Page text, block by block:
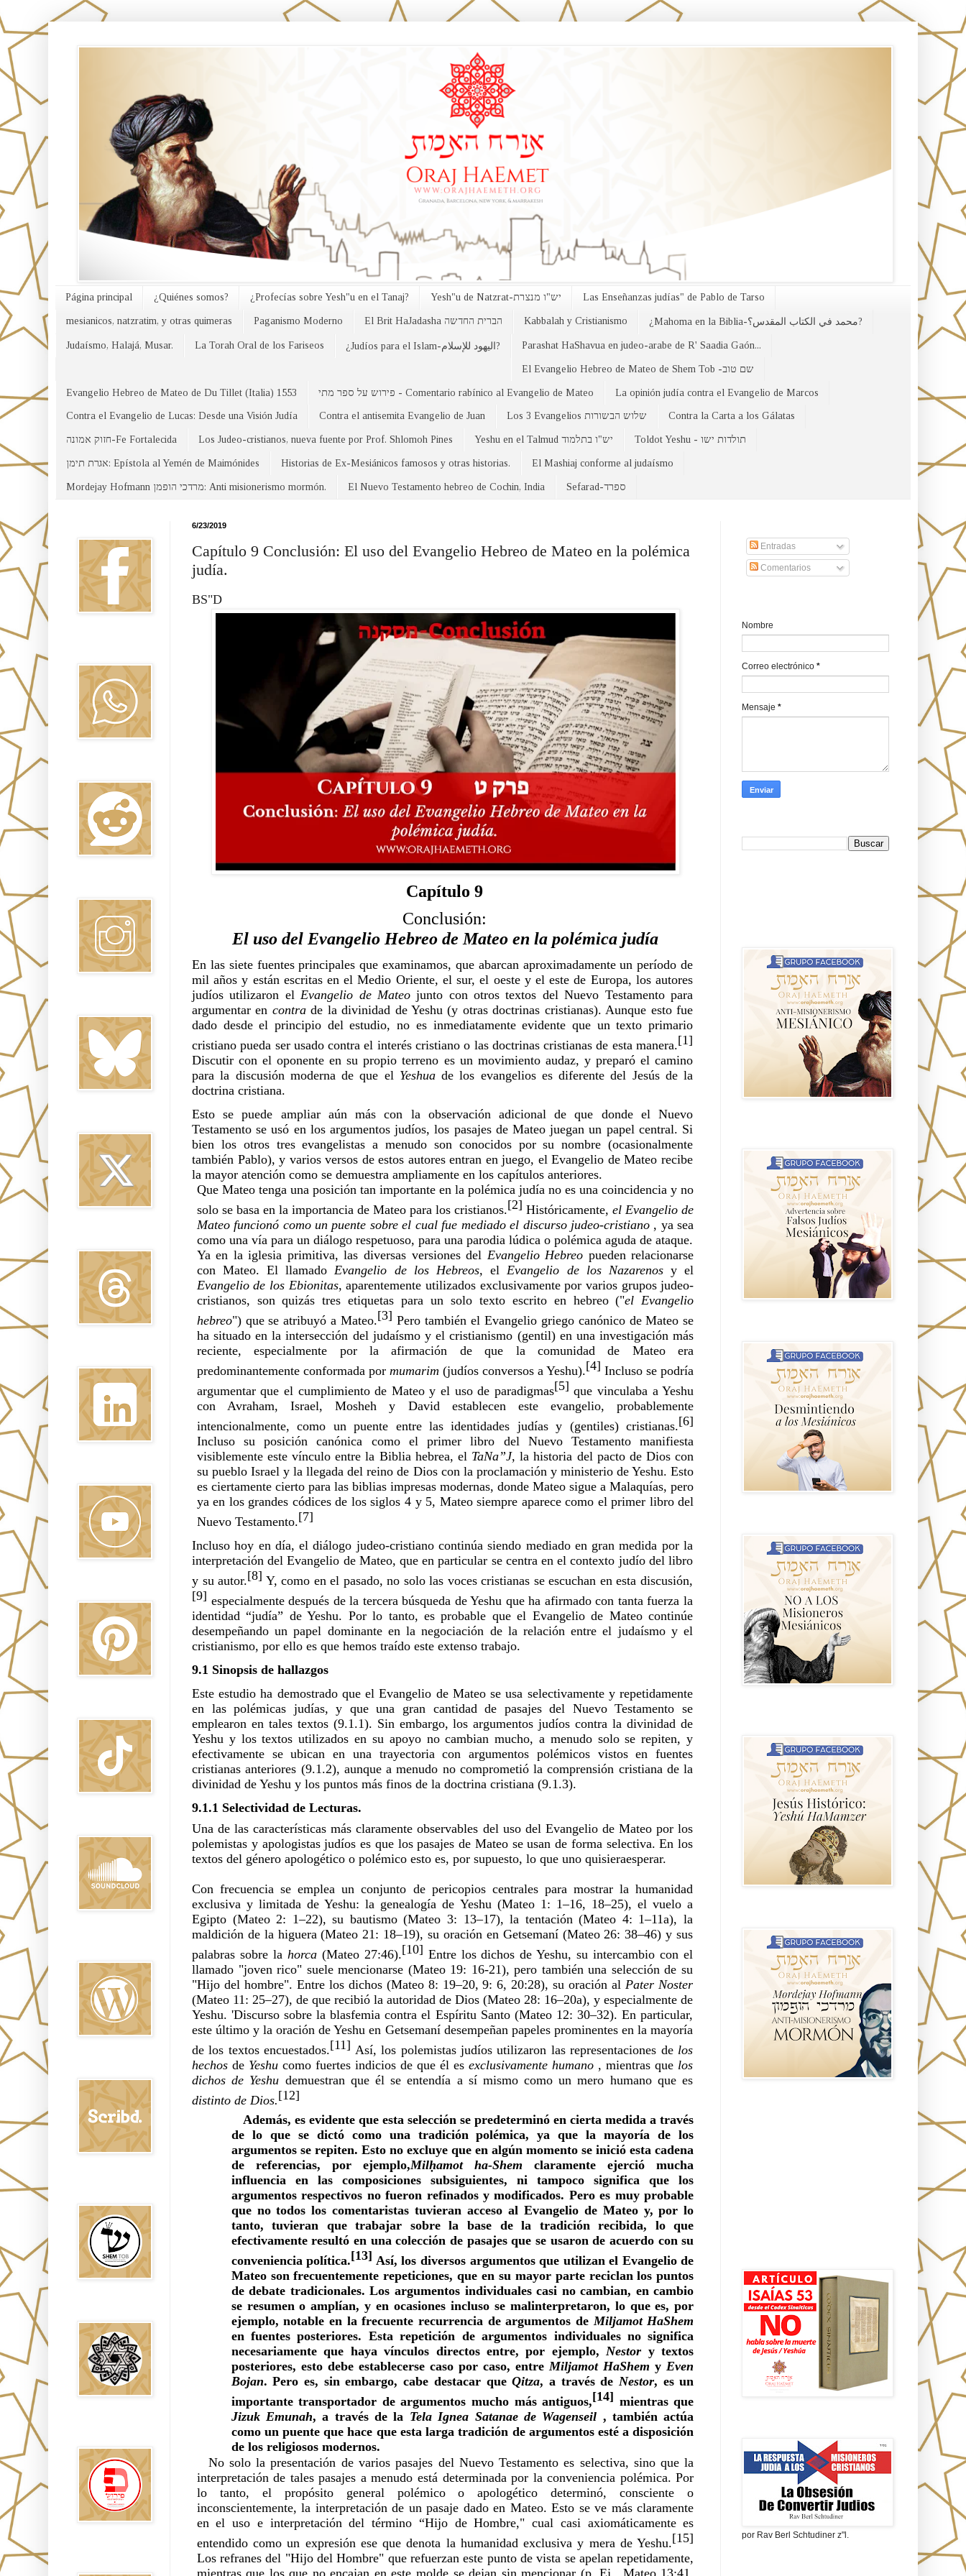
Página principal ¿Quiénes somos? ¿Profecías sobre Yesh"u en el Tanaj? Yesh"u de Natzrat-יש"ו מנצרת Las Enseñanzas judías" de Pablo de Tarso
mesianicos, natzratim, y otras quimeras Paganismo Moderno El Brit HaJadasha הברית החדשה Kabbalah y Cristianismo ¿Mahoma en la Biblia-محمد في الكتاب المقدس؟?
Judaísmo, Halajá, Musar. La Torah Oral de los Fariseos ¿Judíos para el Islam-اليهود للإسلام? Parashat HaShavua en judeo-arabe de R' Saadia Gaón...
El Evangelio Hebreo de Mateo de Shem Tob -שם טוב
Evangelio Hebreo de Mateo de Du Tillet (Italia) 1553 פירוש על ספר מתי - Comentario rabínico al Evangelio de Mateo La opinión judía contra el Evangelio de Marcos
Contra el Evangelio de Lucas: Desde una Visión Judía Contra el antisemita Evangelio de Juan Los 3 Evangelios שלוש הבשורות Contra la Carta a los Gálatas
חזוק אמונה-Fe Fortalecida Los Judeo-cristianos, nueva fuente por Prof. Shlomoh Pines Yeshu en el Talmud יש"ו בתלמוד Toldot Yeshu - תולדות ישו
אגרת תימן: Epístola al Yemén de Maimónides Historias de Ex-Mesiánicos famosos y otras historias. El Mashiaj conforme al judaísmo
Mordejay Hofmann מרדכי הופמן: Anti misionerismo mormón. El Nuevo Testamento hebreo de Cochin, India Sefarad-ספרד
6/23/2019
Capítulo 9 Conclusión: El uso del Evangelio Hebreo de Mateo en la polémica
judía.
BS"D
Capítulo 9
Conclusión:
El uso del Evangelio Hebreo de Mateo en la polémica judía
En las siete fuentes principales que examinamos, que abarcan aproximadamente un período de
mil años y están escritas en el Medio Oriente, el sur, el oeste y el este de Europa, los autores
judíos utilizaron el Evangelio de Mateo junto con otros textos del Nuevo Testamento para
argumentar en contra de la divinidad de Yeshu (y otras doctrinas cristianas). Aunque esto fue
dado desde el principio del estudio, no es inmediatamente evidente que un texto primario
cristiano pueda ser usado contra el interés cristiano o las doctrinas cristianas de esta manera.[1]
Discutir con el oponente en su propio terreno es un movimiento audaz, y preparó el camino
para la discusión moderna de que el Yeshua de los evangelios es diferente del Jesús de la
doctrina cristiana.
Esto se puede ampliar aún más con la observación adicional de que donde el Nuevo
Testamento se usó en los argumentos judíos, los pasajes de Mateo juegan un papel central. Si
bien los otros tres evangelistas a menudo son conocidos por su nombre (ocasionalmente
también Pablo), y varios versos de estos autores entran en juego, el Evangelio de Mateo recibe
la mayor atención como se demuestra ampliamente en los capítulos anteriores.
Que Mateo tenga una posición tan importante en la polémica judía no es una coincidencia y no
solo se basa en la importancia de Mateo para los cristianos.[2] Históricamente, el Evangelio de
Mateo funcionó como un puente sobre el cual fue mediado el discurso judeo-cristiano , ya sea
como una vía para un diálogo respetuoso, para una parodia lúdica o polémica aguda de ataque.
Ya en la iglesia primitiva, las diversas versiones del Evangelio Hebreo pueden relacionarse
con Mateo. El llamado Evangelio de los Hebreos, el Evangelio de los Nazarenos
Evangelio de los Ebionitas, aparentemente utilizados exclusivamente por varios grupos judeo-
cristianos, son quizás tres etiquetas para un solo texto escrito en hebreo ("el Evangelio
hebreo") que se atribuyó a Mateo.[3] Pero también el Evangelio griego canónico de Mateo se
ha situado en la intersección del judaísmo y el cristianismo (gentil) en una investigación más
reciente, especialmente por la afirmación de que la comunidad de Mateo era
predominantemente conformada por mumarim (judíos conversos a Yeshu).[4] Incluso se podría
argumentar que el cumplimiento de Mateo y el uso de paradigmas[5] que vinculaba a Yeshu
con Avraham, Israel, Mosheh y David establecen este evangelio, probablemente
intencionalmente, como un puente entre las identidades judías y (gentiles) cristianas.[6]
Incluso su posición canónica como el primer libro del Nuevo Testamento manifiesta
visiblemente este vínculo entre la Biblia hebrea, el TaNa”J, la historia del pacto de Dios con
su pueblo Israel y la llegada del reino de Dios con la proclamación y ministerio de Yeshu. Esto
es ciertamente cierto para las biblias impresas modernas, donde Mateo sigue a Malaquías, pero
ya en los grandes códices de los siglos 4 y 5, Mateo siempre aparece como el primer libro del
Nuevo Testamento.[7]
Incluso hoy en día, el diálogo judeo-cristiano continúa siendo mediado en gran medida por la
interpretación del Evangelio de Mateo, que en particular se centra en el contexto judío del libro
y su autor.[8] Y, como en el pasado, no solo las voces cristianas se escuchan en esta discusión,
[9] especialmente después de la tercera búsqueda de Yeshu que ha afirmado con tanta fuerza la
identidad “judía” de Yeshu. Por lo tanto, es probable que el Evangelio de Mateo continúe
desempeñando un papel dominante en la negociación de la relación entre el judaísmo y el
cristianismo, por ello es que hemos traído este extenso trabajo.
9.1 Sinopsis de hallazgos
Este estudio ha demostrado que el Evangelio de Mateo se usa selectivamente y repetidamente
en las polémicas judías, y que una gran cantidad de pasajes del Nuevo Testamento se
emplearon en tales textos (9.1.1). Sin embargo, los argumentos judíos contra la divinidad de
Yeshu y los textos utilizados en su apoyo no cambian mucho, a menudo solo se repiten, y
efectivamente se ubican en una trayectoria con argumentos polémicos vistos en fuentes
cristianas anteriores (9.1.2), aunque a menudo no comprometió la comprensión cristiana de la
divinidad de Yeshu y los puntos más finos de la doctrina cristiana (9.1.3).
9.1.1 Selectividad de Lecturas.
Una de las características más claramente observables del uso del Evangelio de Mateo por los
polemistas y apologistas judíos es que los pasajes de Mateo se usan de forma selectiva. En los
textos del género apologético o polémico esto es, por supuesto, lo que uno quisieraesperar.
Con frecuencia se emplea un conjunto de pericopios centrales para mostrar la humanidad
exclusiva y limitada de Yeshu: la genealogía de Yeshu (Mateo 1: 1–16, 18–25), el vuelo a
Egipto (Mateo 2: 1–22), su bautismo (Mateo 3: 13–17), la tentación (Mateo 4: 1–11a), la
maldición de la higuera (Mateo 21: 18–19), su oración en Getsemaní (Mateo 26: 38–46) y sus
palabras sobre la horca (Mateo 27:46).[10] Entre los dichos de Yeshu, su intercambio con el
llamado "joven rico" suele mencionarse (Mateo 19: 16-21), pero también una selección de su
"Hijo del hombre". Entre los dichos (Mateo 8: 19–20, 9: 6, 20:28), su oración al
(Mateo 11: 25–27), de que recibió la autoridad de Dios (Mateo 28: 16–20a), y especialmente de
Yeshu. 'Discurso sobre la blasfemia contra el Espíritu Santo (Mateo 12: 30–32). En particular,
este último y la oración de Yeshu en Getsemaní desempeñan papeles prominentes en la mayoría
de los textos encuestados.[11] Así, los polemistas judíos utilizaron las representaciones de los
hechos de Yeshu como fuertes indicios de que él es exclusivamente humano , mientras que los
dichos de Yeshu
distinto de Dios.[12]
Además, es evidente que esta selección se predeterminó en cierta medida a través
de lo que se dictó como una tradición polémica, ya que la mayoría de los
argumentos se repiten. Esto no excluye que en algún momento se inició esta cadena
de referencias, por ejemplo,Milḥamot ha-Shem claramente ejerció mucha
influencia en las composiciones subsiguientes, ni tampoco significa que los
argumentos respectivos no fueron refinados y modificados. Pero es muy probable
que no todos los comentaristas tuvieran acceso al Evangelio de Mateo y, por lo
tanto, tuvieran que trabajar sobre la base de la tradición recibida, lo que
efectivamente resultó en una colección de pasajes que se usaron de acuerdo con su
conveniencia política.[13] Así, los diversos argumentos que utilizan el Evangelio de
Mateo son frecuentemente repeticiones, que en su mayor parte reciclan los puntos
de debate tradicionales. Los argumentos individuales casi no cambian, en cambio
se resumen o amplían, y en ocasiones incluso se malinterpretaron, lo que es, por
ejemplo, notable en la frecuente recurrencia de argumentos de Miljamot HaShem
en fuentes posteriores. Esta repetición de argumentos individuales no significa
necesariamente que haya vínculos directos entre, por ejemplo, Nestor y textos
posteriores, esto debe establecerse caso por caso, entre Miljamot HaShem y Even
Bojan. Pero es, sin embargo, cabe destacar que Qitza, a través de Nestor, es un
importante transportador de argumentos mucho más antiguos,[14]
Jizuk Emunah, a través de la Tela Ignea Satanae de Wagenseil , también actúa
como un puente que hace que esta larga tradición de argumentos esté a disposición
de los religiosos modernos.
No solo la presentación de varios pasajes del Nuevo Testamento es selectiva, sino que la
interpretación de tales pasajes a menudo está determinada por la conveniencia polémica. Por
lo tanto, el propósito general polémico o apologético determinó, consciente o
inconscientemente, la interpretación de un pasaje dado en Mateo. Esto se ve más claramente
en el uso e interpretación del término “Hijo de Hombre," cual casi axiomáticamente es
entendido como un expresión ese que denota la humanidad exclusiva y mera de Yeshu.[15]
Los refranes del "Hijo del Hombre" que refuerzan este punto de vista se apelan repetidamente,
Entradas
Comentarios
Nombre
Correo electrónico *
Mensaje *
por Rav Berl Schtudiner z"l.